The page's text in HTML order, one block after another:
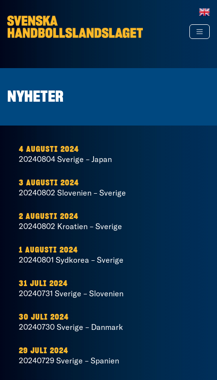
NYHETER
4 AUGUSTI 2024
20240804 Sverige – Japan
3 AUGUSTI 2024
20240802 Slovenien – Sverige
2 AUGUSTI 2024
20240802 Kroatien – Sverige
1 AUGUSTI 2024
20240801 Sydkorea – Sverige
31 JULI 2024
20240731 Sverige – Slovenien
30 JULI 2024
20240730 Sverige – Danmark
29 JULI 2024
20240729 Sverige – Spanien